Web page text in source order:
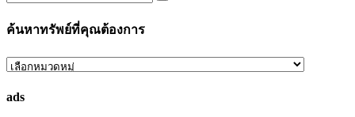
ค้นหาทรัพย์ที่คุณต้องการ
ค้นหา
ที่
ads